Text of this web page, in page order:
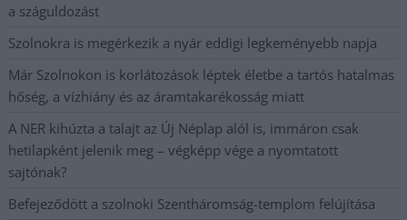
a száguldozást
Szolnokra is megérkezik a nyár eddigi legkeményebb napja
Már Szolnokon is korlátozások léptek életbe a tartós hatalmas
hőség, a vízhiány és az áramtakarékosság miatt
A NER kihúzta a talajt az Új Néplap alól is, immáron csak
hetilapként jelenik meg – végképp vége a nyomtatott
sajtónak?
Befejeződött a szolnoki Szentháromság-templom felújítása